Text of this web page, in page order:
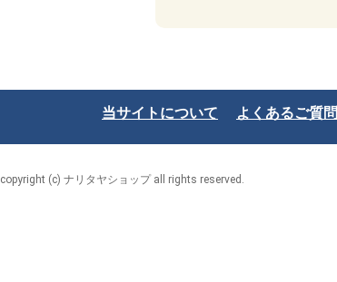
当サイトについて よくあるご質問
copyright (c) ナリタヤショップ all rights reserved.